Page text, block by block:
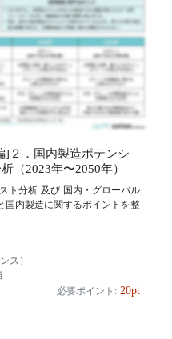
２．国内製造ポテンシ
（2023年〜2050年）
ト分析 及び 国内・グローバル
国内製造に関するポイントを整
ス）
必要ポイント: 20pt